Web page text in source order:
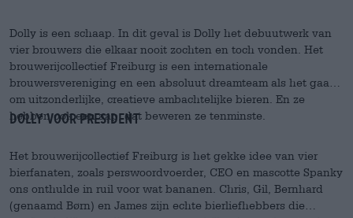
Dolly is een schaap. In dit geval is Dolly het debuutwerk van
vier brouwers die elkaar nooit zochten en toch vonden. Het
brouwerijcollectief Freiburg is een internationale
brouwersvereniging en een absoluut dreamteam als het gaat
om uitzonderlijke, creatieve ambachtelijke bieren. En ze
hebben ook een aap, dat beweren ze tenminste.
Dolly voor president
Het brouwerijcollectief Freiburg is het gekke idee van vier
bierfanaten, zoals perswoordvoerder, CEO en mascotte Spanky
ons onthulde in ruil voor wat bananen. Chris, Gil, Bernhard
(genaamd Børn) en James zijn echte bierliefhebbers die